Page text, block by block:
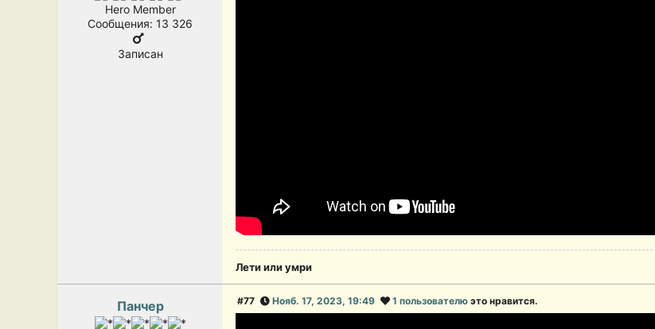
Hero Member
Сообщения: 13 326
Записан
Лети или умри
Панчер #77 Нояб. 17, 2023, 19:49 1 пользователю это нравится.